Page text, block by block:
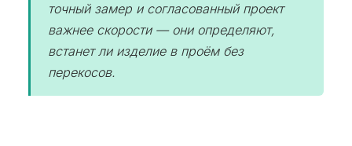
точный замер и согласованный проект
важнее скорости — они определяют,
встанет ли изделие в проём без
перекосов.